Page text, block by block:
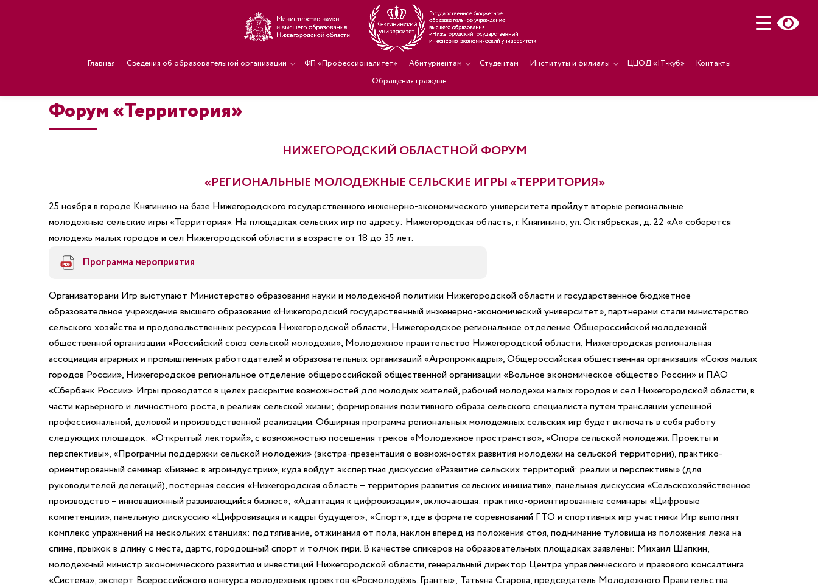
Главная Сведения об образовательной организации ФП «Профессионалитет» Абитуриентам Студентам Институты и филиалы ЦЦОД «IT-куб»
Контакты
Обращения граждан
Форум «Территория»
НИЖЕГОРОДСКИЙ ОБЛАСТНОЙ ФОРУМ
«РЕГИОНАЛЬНЫЕ МОЛОДЕЖНЫЕ СЕЛЬСКИЕ ИГРЫ «ТЕРРИТОРИЯ»
25 ноября в городе Княгинино на базе Нижегородского государственного инженерно-экономического университета пройдут вторые региональные
молодежные сельские игры «Территория». На площадках сельских игр по адресу: Нижегородская область, г. Княгинино, ул. Октябрьская, д. 22 «А» соберется
молодежь малых городов и сел Нижегородской области в возрасте от 18 до 35 лет.
Программа мероприятия
Организаторами Игр выступают Министерство образования науки и молодежной политики Нижегородской области и государственное бюджетное
образовательное учреждение высшего образования «Нижегородский государственный инженерно-экономический университет», партнерами стали министерство
сельского хозяйства и продовольственных ресурсов Нижегородской области, Нижегородское региональное отделение Общероссийской молодежной
общественной организации «Российский союз сельской молодежи», Молодежное правительство Нижегородской области, Нижегородская региональная
ассоциация аграрных и промышленных работодателей и образовательных организаций «Агропромкадры», Общероссийская общественная организация «Союз малых
городов России», Нижегородское региональное отделение общероссийской общественной организации «Вольное экономическое общество России» и ПАО
«Сбербанк России». Игры проводятся в целях раскрытия возможностей для молодых жителей, рабочей молодежи малых городов и сел Нижегородской области, в
части карьерного и личностного роста, в реалиях сельской жизни; формирования позитивного образа сельского специалиста путем трансляции успешной
профессиональной, деловой и производственной реализации. Обширная программа региональных молодежных сельских игр будет включать в себя работу
следующих площадок: «Открытый лекторий», с возможностью посещения треков «Молодежное пространство», «Опора сельской молодежи. Проекты и
перспективы», «Программы поддержки сельской молодежи» (экстра-презентация о возможностях развития молодежи на сельской территории), практико-
ориентированный семинар «Бизнес в агроиндустрии», куда войдут экспертная дискуссия «Развитие сельских территорий: реалии и перспективы» (для
руководителей делегаций), постерная сессия «Нижегородская область – территория развития сельских инициатив», панельная дискуссия «Сельскохозяйственное
производство – инновационный развивающийся бизнес»; «Адаптация к цифровизации», включающая: практико-ориентированные семинары «Цифровые
компетенции», панельную дискуссию «Цифровизация и кадры будущего»; «Спорт», где в формате соревнований ГТО и спортивных игр участники Игр выполнят
комплекс упражнений на нескольких станциях: подтягивание, отжимания от пола, наклон вперед из положения стоя, поднимание туловища из положения лежа на
спине, прыжок в длину с места, дартс, городошный спорт и толчок гири. В качестве спикеров на образовательных площадках заявлены: Михаил Шапкин,
молодежный министр экономического развития и инвестиций Нижегородской области, генеральный директор Центра управленческого и правового консалтинга
«Система», эксперт Всероссийского конкурса молодежных проектов «Росмолодёжь. Гранты»; Татьяна Старова, председатель Молодежного Правительства